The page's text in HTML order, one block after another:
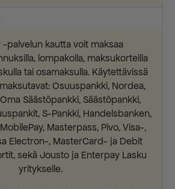
-palvelun kautta voit maksaa
lompakolla, maksukorteilla
tai osamaksulla. Käytettävissä
Osuuspankki, Nordea,
Säästöpankki, Säästöpankki,
S-Pankki, Handelsbanken,
Masterpass, Pivo, Visa-,
Electron-, MasterCard- ja Debit
sekä Jousto ja Enterpay Lasku
yritykselle.